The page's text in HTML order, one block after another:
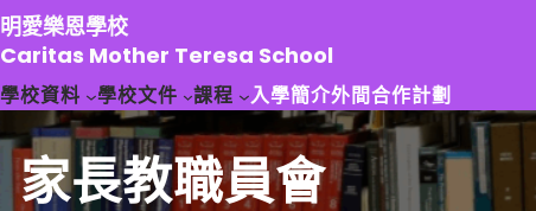
跳
至
主
要
容
明愛樂恩學校
Caritas Mother Teresa School
學校資料 學校文件 課程 入學簡介外間合作計劃
家長教職員會